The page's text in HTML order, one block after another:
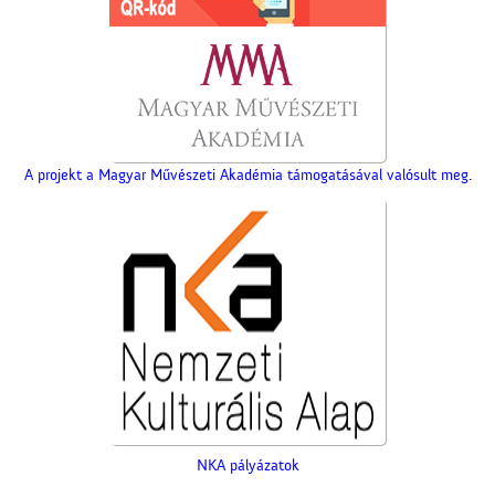
A projekt a Magyar Művészeti Akadémia támogatásával valósult meg.
NKA pályázatok